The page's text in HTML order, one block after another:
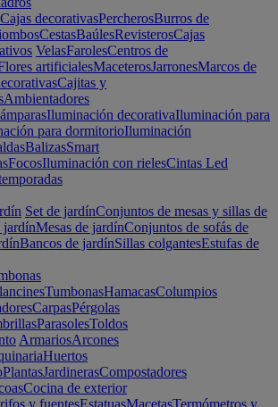
Cajas decorativasPercherosBurros de
CestasBaúlesRevisterosCajas
VelasFarolesCentros de
artificialesMaceterosJarronesMarcos de
Cajitas y
Ambientadores
Iluminación decorativaIluminación para
para dormitorioIluminación
BalizasSmart
FocosIluminación con rielesCintas Led
Set de jardínConjuntos de mesas y sillas de
jardínMesas de jardínConjuntos de sofás de
Bancos de jardínSillas colgantesEstufas de
TumbonasHamacasColumpios
CarpasPérgolas
ParasolesToldos
ArmariosArcones
Huertos
PlantasJardinerasCompostadores
Cocina de exterior
y fuentesEstatuasMacetasTermómetros y